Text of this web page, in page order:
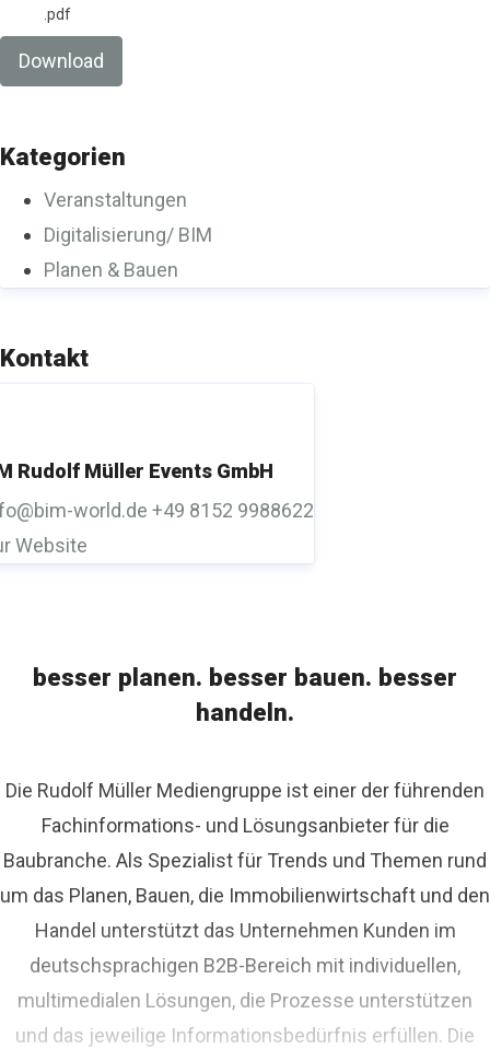
.pdf
Download
Kategorien
Veranstaltungen
Digitalisierung/ BIM
Planen & Bauen
Kontakt
Rudolf Müller Events GmbH
world.de +49 8152 9988622
Website
besser planen. besser bauen. besser
handeln.
Die Rudolf Müller Mediengruppe ist einer der führenden
Fachinformations- und Lösungsanbieter für die
Baubranche. Als Spezialist für Trends und Themen rund
um das Planen, Bauen, die Immobilienwirtschaft und den
Handel unterstützt das Unternehmen Kunden im
deutschsprachigen B2B-Bereich mit individuellen,
multimedialen Lösungen, die Prozesse unterstützen
und das jeweilige Informationsbedürfnis erfüllen. Die